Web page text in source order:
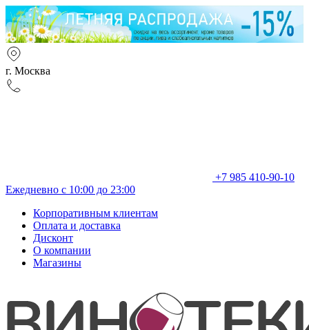
г. Москва
+7 985 410-90-10
Ежедневно с 10:00 до 23:00
Корпоративным клиентам
Оплата и доставка
Дисконт
О компании
Магазины